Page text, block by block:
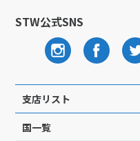
STW公式SNS
支店リスト
国一覧